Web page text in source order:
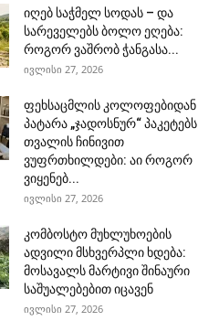
იღებ საჭმელ სოდას – და
სარეველებს ბოლო ეღება:
როგორ ვაშრობ ჭანგასა...
ივლისი 27, 2026
ფეხსაცმლის კოლოფებიდან
პატარა „ჯადოსნურ“ პაკეტებს
თვალის ჩინივით
ვუფრთხილდები: აი როგორ
ვიყენებ...
ივლისი 27, 2026
კომბოსტო მუხლუხოების
ადვილი მსხვერპლი ხდება:
მოსავალს მარტივი შინაური
საშუალებებით იცავენ
ივლისი 27, 2026